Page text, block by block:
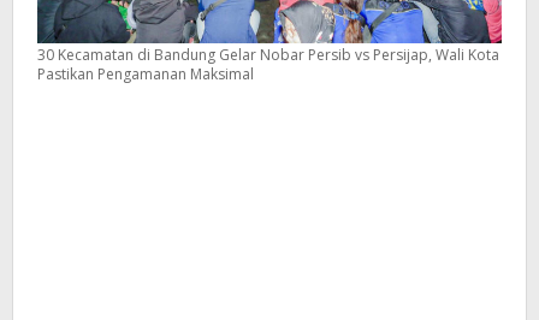
30 Kecamatan di Bandung Gelar Nobar Persib vs Persijap, Wali Kota
Pastikan Pengamanan Maksimal